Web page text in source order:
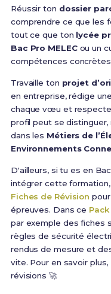
Réussir ton dossier
comprendre ce que les
tout ce que ton lycée
Bac Pro MELECou un
compétences
Travaille ton projet
en entreprise, rédige une
chaque vœu et
profil peut se
dans les Métiers de
Environnements
D'ailleurs, si tu es en
intégrer cette
Fiches de Révision
épreuves. Dans ce
par exemple des fiches
règles de sécurité
rendus de mesure et
vite. Pour en savoir plus,
révisions 🚀